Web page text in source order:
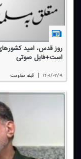
روز قدس، امید
است+فایل صوتی
۱۴۰۱/۰۲/۰۹ | قبله مقاومت